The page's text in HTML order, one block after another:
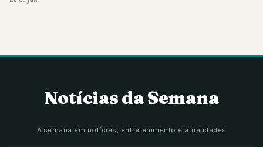
Notícias da Semana
A semana em notícias, entretenimento e atualidades